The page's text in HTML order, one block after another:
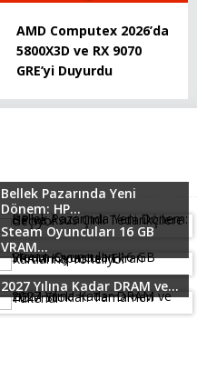
AMD Computex 2026’da
5800X3D ve RX 9070
GRE’yi Duyurdu
Bellek Pazarında Yeni
Dönem: HP...
Steam Oyuncuları 16 GB
VRAM...
2027 Yılına Kadar DRAM ve...